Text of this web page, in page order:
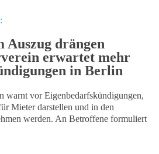
Auszug drängen
erwartet mehr
in Berlin
warnt vor Eigenbedarfskündigungen,
Mieter darstellen und in den
werden. An Betroffene formuliert